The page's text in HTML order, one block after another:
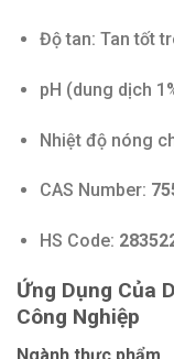
Độ tan: Tan tốt
pH (dung dịch
Nhiệt độ nóng
CAS Number:
HS Code:
Ứng Dụng Của
Công Nghiệp
Ngành thực phẩm